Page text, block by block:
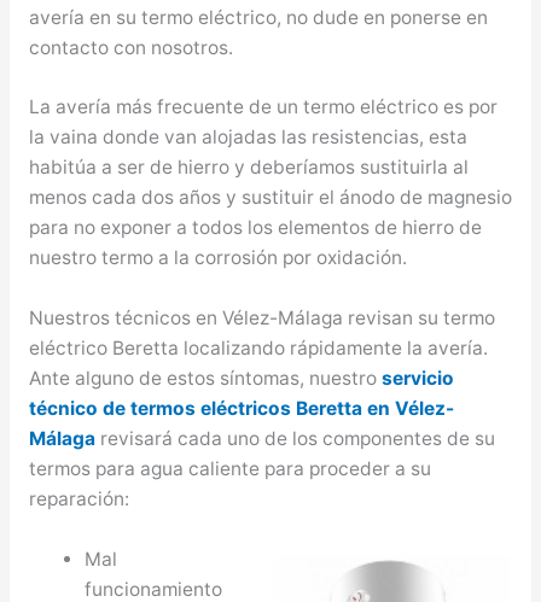
avería en su termo eléctrico, no dude en ponerse en
contacto con nosotros.
La avería más frecuente de un termo eléctrico es por
la vaina donde van alojadas las resistencias, esta
habitúa a ser de hierro y deberíamos sustituirla al
menos cada dos años y sustituir el ánodo de magnesio
para no exponer a todos los elementos de hierro de
nuestro termo a la corrosión por oxidación.
Nuestros técnicos en Vélez-Málaga revisan su termo
eléctrico Beretta localizando rápidamente la avería.
Ante alguno de estos síntomas, nuestro servicio
técnico de termos eléctricos Beretta en Vélez-
Málagarevisará cada uno de los componentes de su
termos para agua caliente para proceder a su
reparación:
Mal
funcionamiento